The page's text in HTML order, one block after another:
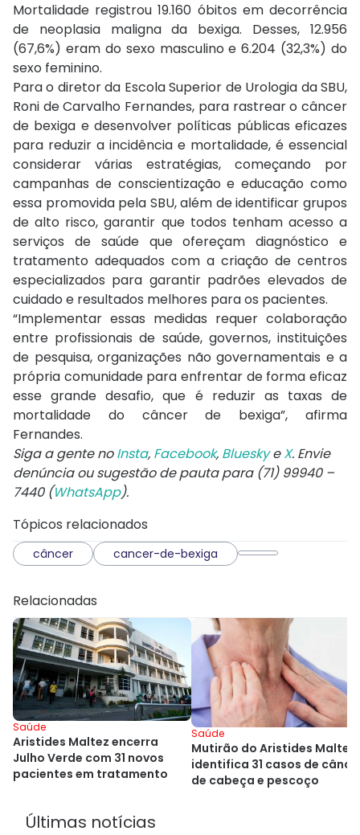
Mortalidade registrou 19.160 óbitos em decorrência
de neoplasia maligna da bexiga. Desses, 12.956
(67,6%) eram do sexo masculino e 6.204 (32,3%) do
sexo feminino.
Para o diretor da Escola Superior de Urologia da SBU,
Roni de Carvalho Fernandes, para rastrear o câncer
de bexiga e desenvolver políticas públicas eficazes
para reduzir a incidência e mortalidade, é essencial
considerar várias estratégias, começando por
campanhas de conscientização e educação como
essa promovida pela SBU, além de identificar grupos
de alto risco, garantir que todos tenham acesso a
serviços de saúde que ofereçam diagnóstico e
tratamento adequados com a criação de centros
especializados para garantir padrões elevados de
cuidado e resultados melhores para os pacientes.
“Implementar essas medidas requer colaboração
entre profissionais de saúde, governos, instituições
de pesquisa, organizações não governamentais e a
própria comunidade para enfrentar de forma eficaz
esse grande desafio, que é reduzir as taxas de
mortalidade do câncer de bexiga”, afirma
Fernandes.
Siga a gente noInsta, Facebook, BlueskyeX. Envie
denúncia ou sugestão de pauta para (71) 99940 –
7440 (WhatsApp).
Tópicos relacionados
câncer cancer-de-bexiga
Relacionadas
Saúde
Aristides Maltez encerra
Julho Verde com 31 novos
pacientes em tratamento
Saúde
Mutirão do Aristides Maltez
identifica 31 casos de
de cabeça e pescoço
Últimas notícias